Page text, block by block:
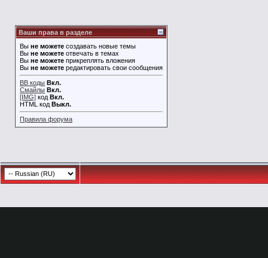
Ваши права в разделе
Вы не можете создавать новые темы
Вы не можете отвечать в темах
Вы не можете прикреплять вложения
Вы не можете редактировать свои сообщения
BB коды Вкл.
Смайлы Вкл.
[IMG] код Вкл.
HTML код Выкл.
Правила форума